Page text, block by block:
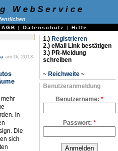
WebService
AGB | Datenschutz | Hilfe
am Di, 2013-
In
Die
sich
1.) Registrieren
2.) eMail Link bestätigen
3.) PR-Meldung
schreiben
~ Reichweite ~
Benutzeranmeldung
Benutzername: *
Passwort: *